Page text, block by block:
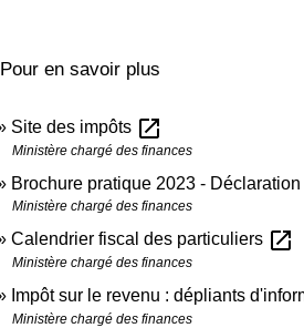
Pour en savoir plus
Site des impôts open_in_new
Ministère chargé des finances
Brochure pratique 2023 -
Ministère chargé des finances
Calendrier fiscal des particuliers open_in_new
Ministère chargé des finances
Impôt sur le revenu : dépliants
Ministère chargé des finances